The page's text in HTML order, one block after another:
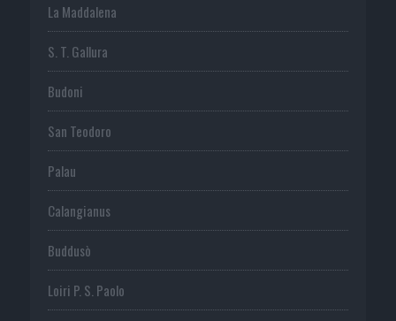
La Maddalena
S. T. Gallura
Budoni
San Teodoro
Palau
Calangianus
Buddusò
Loiri P. S. Paolo